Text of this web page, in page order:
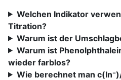
Welchen Indikator
Titration?
Warum ist der
Warum ist
wieder farblos?
Wie berechnet man